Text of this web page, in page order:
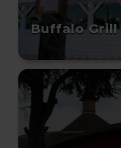
Buffalo Grill